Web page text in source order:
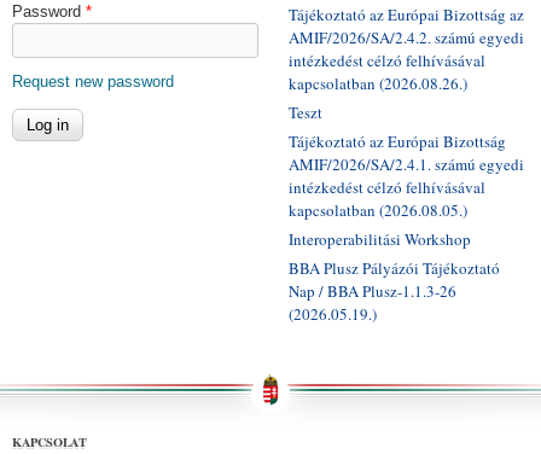
Password *
Request new password
Tájékoztató az Európai Bizottság az
AMIF/2026/SA/2.4.2. számú egyedi
intézkedést célzó felhívásával
kapcsolatban (2026.08.26.)
Teszt
Tájékoztató az Európai Bizottság
AMIF/2026/SA/2.4.1. számú egyedi
intézkedést célzó felhívásával
kapcsolatban (2026.08.05.)
Interoperabilitási Workshop
BBA Plusz Pályázói Tájékoztató
Nap / BBA Plusz-1.1.3-26
(2026.05.19.)
KAPCSOLAT